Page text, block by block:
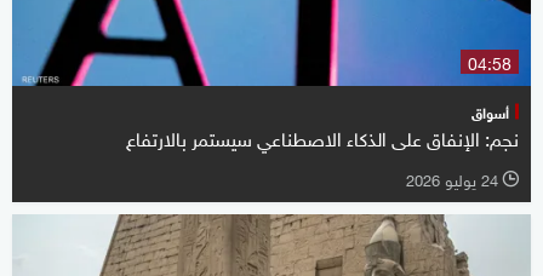
04:58
أسواق
نجم: الإنفاق على الذكاء الاصطناعي سيستمر بالارتفاع
l 24 يوليو 2026